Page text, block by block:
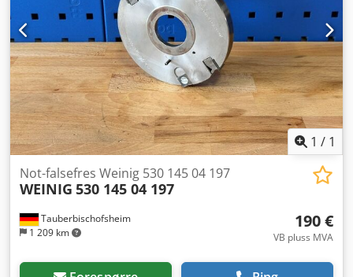
1 / 1
Tauberbischofsheim
1 209 km
Not-falsefres Weinig 530 145 04 197
WEINIG 530 145 04 197
190 €
VB pluss MVA